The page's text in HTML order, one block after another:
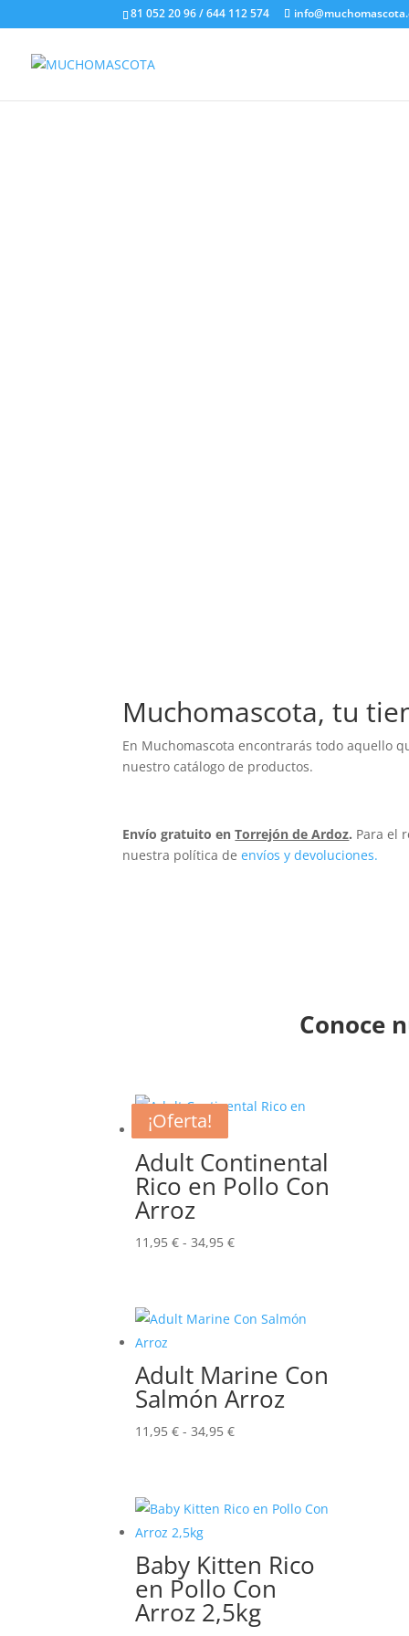
81 052 20 96 / 644 112 574
Muchomascota, tu
En Muchomascota encontrarás todo aquello
nuestro catálogo de productos.
Envío gratuito enTorrejón de Ardoz. Para el
nuestra política deenvíos y devoluciones.
Conoce
¡Oferta!
Adult Continental
Rico en Pollo Con
Arroz
11,95€ - 34,95€Rango
desde
34,95 €
¡Oferta!
Adult Marine Con
Salmón Arroz
11,95€ - 34,95€Rango
desde
34,95 €
¡Oferta!
Baby Kitten Rico
en Pollo Con
Arroz 2,5kg
¡Oferta!